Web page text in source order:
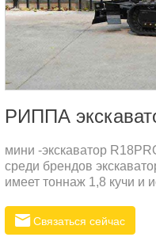
РИППА
мини -экскаватор
среди брендов
имеет тоннаж 1,8 кучи и
низкой вибрации. Этот
двигатель.Потрясающая
Связаться сейчас